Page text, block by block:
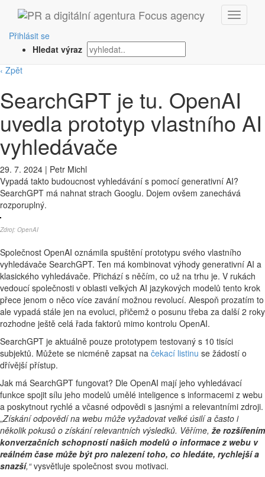
Přihlásit se
Hledat výraz
‹ Zpět
SearchGPT je tu. OpenAI
uvedla prototyp vlastního AI
vyhledávače
29. 7. 2024 | Petr Michl
Vypadá takto budoucnost vyhledávání s pomocí generativní AI?
SearchGPT má nahnat strach Googlu. Dojem ovšem zanechává
rozporuplný.
Zdroj: OpenAI
Společnost OpenAI oznámila spuštění prototypu svého vlastního
vyhledávače SearchGPT. Ten má kombinovat výhody generativní AI a
klasického vyhledávače. Přichází s něčím, co už na trhu je. V rukách
vedoucí společnosti v oblasti velkých AI jazykových modelů tento krok
přece jenom o něco více zavání možnou revolucí. Alespoň prozatím to
ale vypadá stále jen na evoluci, přičemž o posunu třeba za další 2 roky
rozhodne ještě celá řada faktorů mimo kontrolu OpenAI.
SearchGPT je aktuálně pouze prototypem testovaný s 10 tisíci
subjektů. Můžete se nicméně zapsat na čekací listinu se žádostí o
dřívější přístup.
Jak má SearchGPT fungovat? Dle OpenAI mají jeho vyhledávací
funkce spojit sílu jeho modelů umělé inteligence s informacemi z webu
a poskytnout rychlé a včasné odpovědi s jasnými a relevantními zdroji.
„Získání odpovědí na webu může vyžadovat velké úsilí a často i
několik pokusů o získání relevantních výsledků. Věříme,že rozšířením
konverzačních schopností našich modelů o informace z webu v
reálném čase může být pro nalezení toho, co hledáte, rychlejší a
snazší,“vysvětluje společnost svou motivaci.